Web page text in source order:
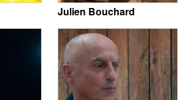
Julien Bouchard